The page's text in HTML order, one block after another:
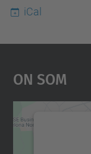
iCal
On Som